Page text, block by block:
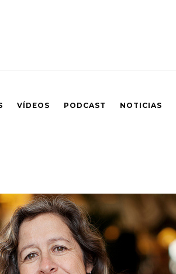
VÍDEOS PODCAST NOTICIAS